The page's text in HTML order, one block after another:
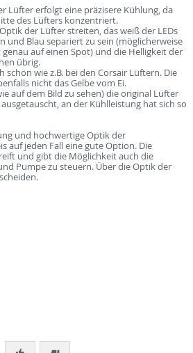
Lüfter erfolgt eine präzisere Kühlung, da
des Lüfters konzentriert.
der Lüfter streiten, das weiß der LEDs
und Blau separiert zu sein (möglicherweise
genau auf einen Spot) und die Helligkeit der
übrig.
schön wie z.B. bei den Corsair Lüftern. Die
nicht das Gelbe vom Ei.
auf dem Bild zu sehen) die original Lüfter
an der Kühlleistung hat sich so
und hochwertige Optik der
auf jeden Fall eine gute Option. Die
und gibt die Möglichkeit auch die
Pumpe zu steuern. Über die Optik der